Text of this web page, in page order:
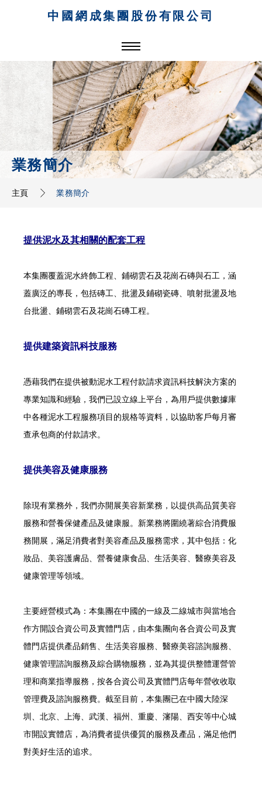
中國網成集團股份有限公司
業務簡介
主頁 業務簡介
提供泥水及其相關的配套工程
本集團覆蓋泥水終飾工程、鋪砌雲石及花崗石磚與石工，涵
蓋廣泛的專長，包括磚工、批盪及鋪砌瓷磚、噴射批盪及地
台批盪、鋪砌雲石及花崗石磚工程。
提供建築資訊科技服務
憑藉我們在提供被動泥水工程付款請求資訊科技解決方案的
專業知識和經驗，我們已設立線上平台，為用戶提供數據庫
中各種泥水工程服務項目的規格等資料，以協助客戶每月審
查承包商的付款請求。
提供美容及健康服務
除現有業務外，我們亦開展美容新業務，以提供高品質美容
服務和營養保健產品及健康服。新業務將圍繞著綜合消費服
務開展，滿足消費者對美容產品及服務需求，其中包括：化
妝品、美容護膚品、營養健康食品、生活美容、醫療美容及
健康管理等領域。
主要經營模式為：本集團在中國的一線及二線城市與當地合
作方開設合資公司及實體門店，由本集團向各合資公司及實
體門店提供產品銷售、生活美容服務、醫療美容諮詢服務、
健康管理諮詢服務及綜合購物服務，並為其提供整體運營管
理和商業指導服務，按各合資公司及實體門店每年營收收取
管理費及諮詢服務費。截至目前，本集團已在中國大陸深
圳、北京、上海、武漢、福州、重慶、瀋陽、西安等中心城
市開設實體店，為消費者提供優質的服務及產品，滿足他們
對美好生活的追求。